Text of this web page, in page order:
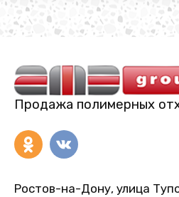
Продажа полимерных
Ростов-на-Дону, улица